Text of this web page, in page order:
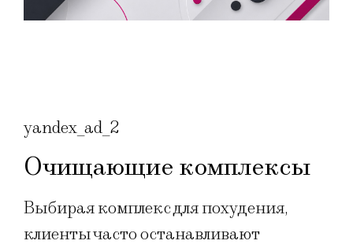
yandex_ad_2
Очищающие комплексы
Выбирая комплекс для похудения,
клиенты часто останавливают